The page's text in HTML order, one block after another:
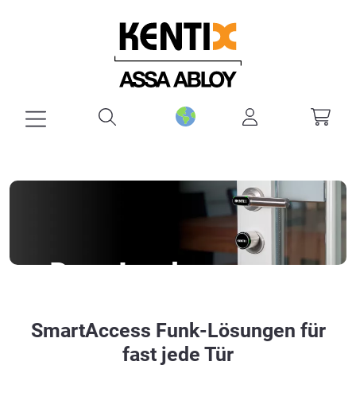
DoorLock
SmartAccess Funk-Lösungen für
fast jede Tür